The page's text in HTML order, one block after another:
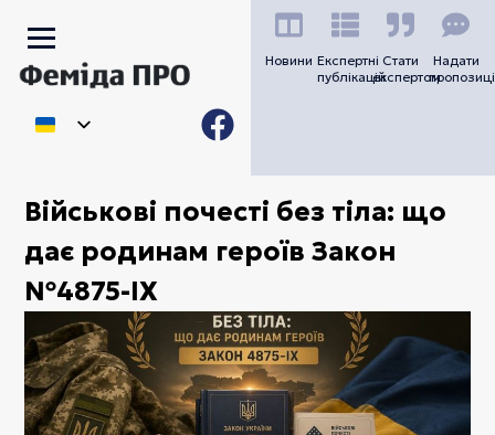
Новини Експертні
публікацій
Стати
експертом
Надати
Військові почесті без тіла: що
дає родинам героїв Закон
№4875-IX